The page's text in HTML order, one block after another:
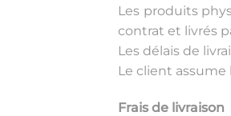
Les produits
contrat et livrés
Les délais de
Le client
Frais de livraison